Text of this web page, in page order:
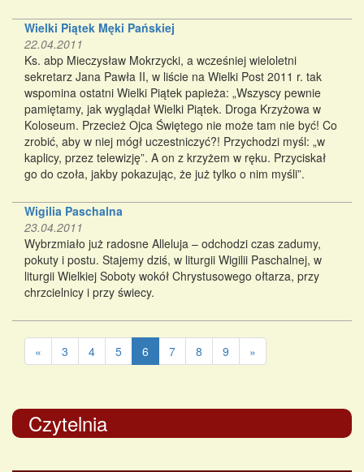
Wielki Piątek Męki Pańskiej
22.04.2011
Ks. abp Mieczysław Mokrzycki, a wcześniej wieloletni
sekretarz Jana Pawła II, w liście na Wielki Post 2011 r. tak
wspomina ostatni Wielki Piątek papieża: „Wszyscy pewnie
pamiętamy, jak wyglądał Wielki Piątek. Droga Krzyżowa w
Koloseum. Przecież Ojca Świętego nie może tam nie być! Co
zrobić, aby w niej mógł uczestniczyć?! Przychodzi myśl: „w
kaplicy, przez telewizję”. A on z krzyżem w ręku. Przyciskał
go do czoła, jakby pokazując, że już tylko o nim myśli”.
Wigilia Paschalna
23.04.2011
Wybrzmiało już radosne Alleluja – odchodzi czas zadumy,
pokuty i postu. Stajemy dziś, w liturgii Wigilii Paschalnej, w
liturgii Wielkiej Soboty wokół Chrystusowego ołtarza, przy
chrzcielnicy i przy świecy.
« 3 4 5 6 7 8 9 »
Czytelnia